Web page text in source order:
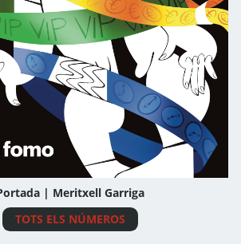
| Meritxell Garriga
TOTS ELS NÚMEROS